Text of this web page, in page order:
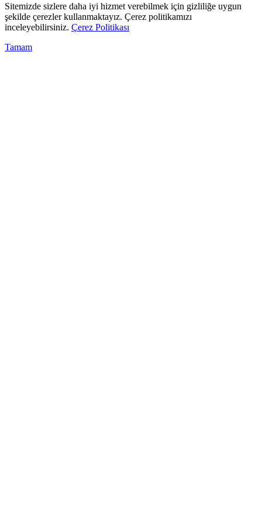
Sitemizde sizlere daha iyi hizmet verebilmek için gizliliğe uygun
şekilde çerezler kullanmaktayız. Çerez politikamızı
inceleyebilirsiniz. Çerez Politikası
Tamam